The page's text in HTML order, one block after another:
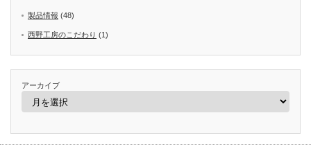
製品情報 (48)
西野工房のこだわり (1)
アーカイブ